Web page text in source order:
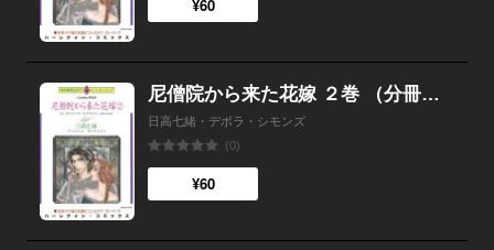
¥60
尼僧院から来た花嫁 ２巻 （分冊版）5話
日高七緒・デボラ・シモンズ
(0)
¥60